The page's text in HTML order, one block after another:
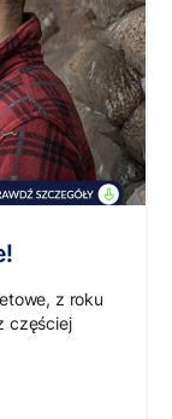
z roku
częściej